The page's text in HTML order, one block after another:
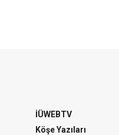
İÜWEBTV
Köşe Yazıları